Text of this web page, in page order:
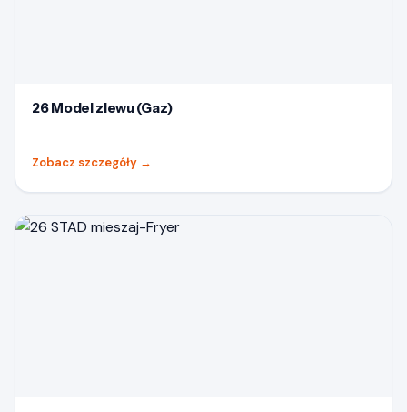
26 Model zlewu (Gaz)
Zobacz szczegóły →